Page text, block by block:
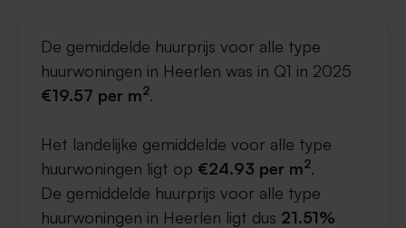
De gemiddelde huurprijs voor alle type
huurwoningen in Heerlen was in Q1 in 2025
€19.57 per m2.
Het landelijke gemiddelde voor alle type
huurwoningen ligt op €24.93 per m2.
De gemiddelde huurprijs voor alle type
huurwoningen in Heerlen ligt dus 21.51%